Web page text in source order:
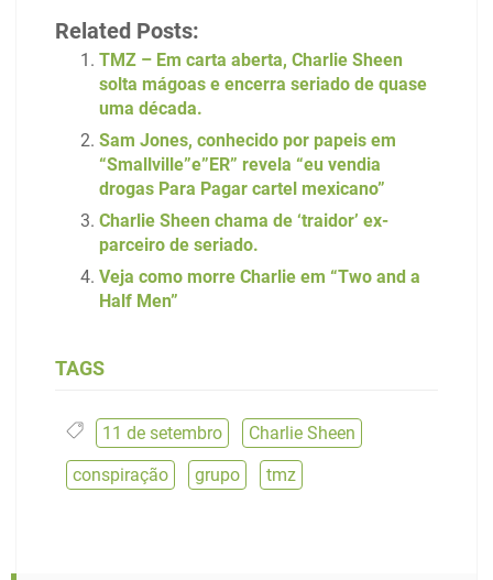
Related Posts:
TMZ – Em carta aberta, Charlie Sheen
solta mágoas e encerra seriado de quase
uma década.
Sam Jones, conhecido por papeis em
“Smallville”e”ER” revela “eu vendia
drogas Para Pagar cartel mexicano”
Charlie Sheen chama de ‘traidor’ ex-
parceiro de seriado.
Veja como morre Charlie em “Two and a
Half Men”
TAGS
11 de setembro Charlie Sheen
conspiração
grupo tmz